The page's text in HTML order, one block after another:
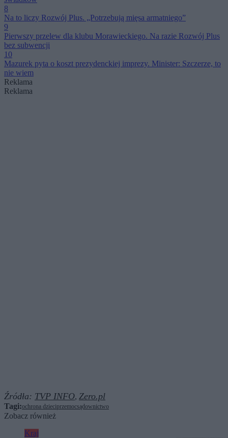
8
Na to liczy Rozwój Plus. „Potrzebują mięsa armatniego”
9
Pierwszy przelew dla klubu Morawieckiego. Na razie Rozwój Plus
bez subwencji
10
Mazurek pyta o koszt prezydenckiej imprezy. Minister: Szczerze, to
nie wiem
Reklama
Reklama
Źródła: TVP INFO, Zero.pl
Tagi:ochrona dzieciprzemocsądownictwo
Zobacz również
Kraj